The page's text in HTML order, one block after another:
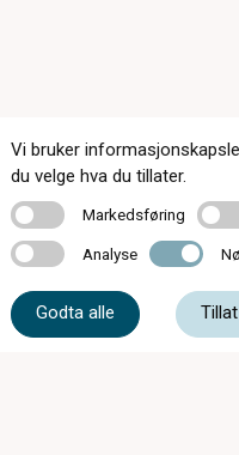
Kontakt
55 11 77 50
Vi bruker
du velge hva du tillater.
MarkedsføringMarkedsføring
Analyse Analyse Nødvendig
Godta alle